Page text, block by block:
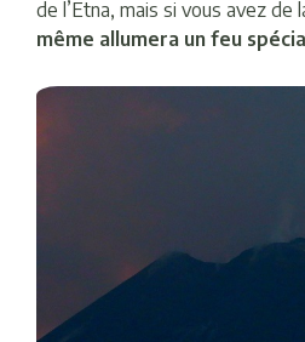
de l’Etna, mais si vous avez de
même allumera un feu